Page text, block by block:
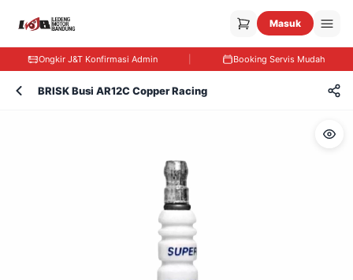
Masuk
Ongkir J&T Konfirmasi Admin Booking Servis Mudah
BRISK Busi AR12C Copper Racing